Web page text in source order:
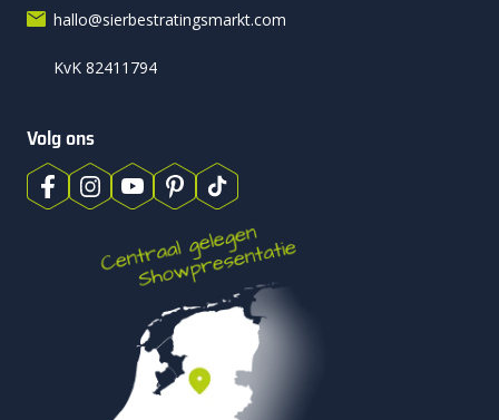
hallo@sierbestratingsmarkt.com
KvK 82411794
Volg ons